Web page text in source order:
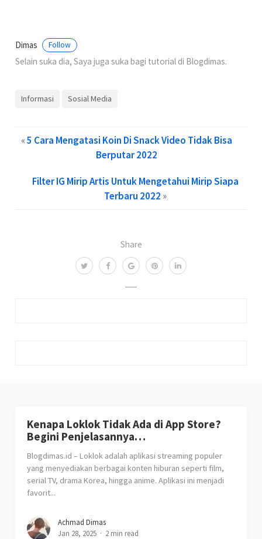
Share
Dimas Follow
Selain suka dia, Saya juga suka bagi tutorial di Blogdimas.
Informasi Sosial Media
«5 Cara Mengatasi Koin Di Snack Video Tidak Bisa
Berputar 2022
Filter IG Mirip Artis Untuk Mengetahui Mirip Siapa
Terbaru 2022 »
Kenapa Loklok Tidak Ada di App Store?
Begini Penjelasannya…
Blogdimas.id – Loklok adalah aplikasi streaming populer
yang menyediakan berbagai konten hiburan seperti film,
serial TV, drama Korea, hingga anime. Aplikasi ini menjadi
favorit...
Achmad Dimas
Jan 28, 2025
2 min read